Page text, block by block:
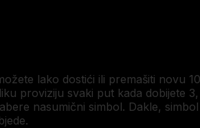
lako dostići ili premašiti novu
proviziju svaki put kada dobijete
nasumični simbol. Dakle,